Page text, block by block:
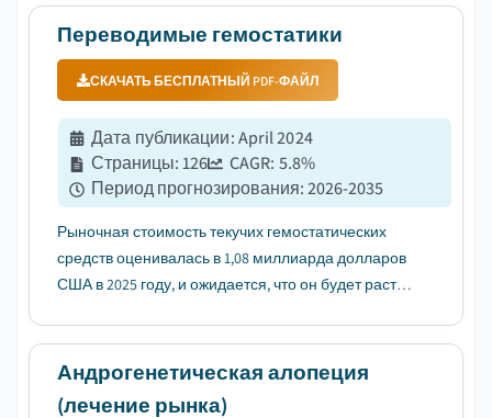
год....
Переводимые гемостатики
СКАЧАТЬ БЕСПЛАТНЫЙ PDF-ФАЙЛ
Дата публикации:April 2024
Страницы:126 CAGR: 5.8%
Период прогнозирования:2026-2035
Рыночная стоимость текучих гемостатических
средств оценивалась в 1,08 миллиарда долларов
США в 2025 году, и ожидается, что он будет расти с
ростом числа хирургических процедур во всем
мире....
Андрогенетическая алопеция
(лечение рынка)